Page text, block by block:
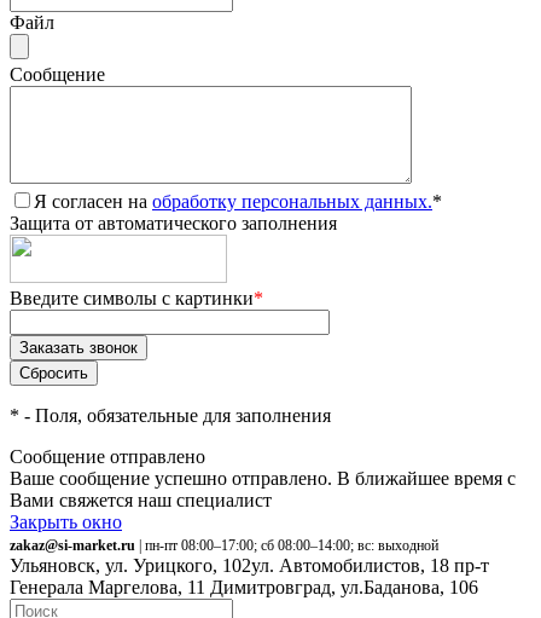
Файл
Сообщение
Я согласен на обработку персональных данных.*
Защита от автоматического заполнения
Введите символы с картинки*
* - Поля, обязательные для заполнения
Сообщение отправлено
Ваше сообщение успешно отправлено. В ближайшее время с
Вами свяжется наш специалист
Закрыть окно
zakaz@si-market.ru | пн-пт 08:00–17:00; сб 08:00–14:00; вс: выходной
Ульяновск, ул. Урицкого, 102ул. Автомобилистов, 18 пр-т
Генерала Маргелова, 11 Димитровград, ул.Баданова, 106